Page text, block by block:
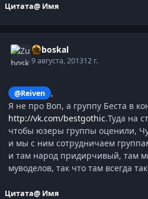
Цитата@ Имя
Zuboskal
9 августа, 201312 г.
@Reiven
,
Я не про Воп, а группу Беста в
http://vk.com/bestgothic.Туда на
чтобы юзеры группы оценили,
и мы с ним сотрудничаем
и там народ придирчивый, там
муводелов, так что там всегда
Цитата@ Имя